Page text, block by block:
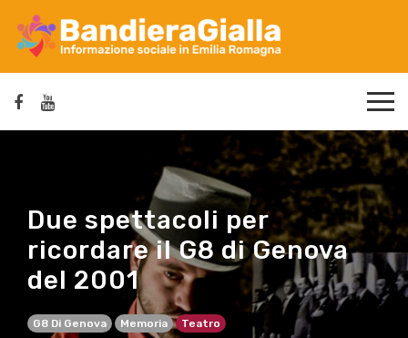
Due spettacoli per
ricordare il G8 di Genova
del 2001
G8 Di Genova Memoria Teatro